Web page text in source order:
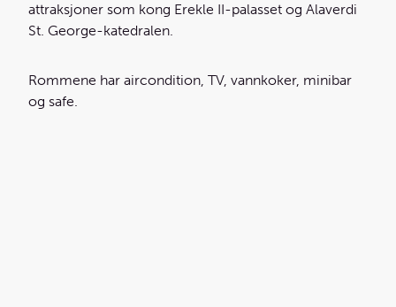
attraksjoner som kong Erekle II-palasset og Alaverdi
St. George-katedralen.
Rommene har aircondition, TV, vannkoker, minibar
og safe.